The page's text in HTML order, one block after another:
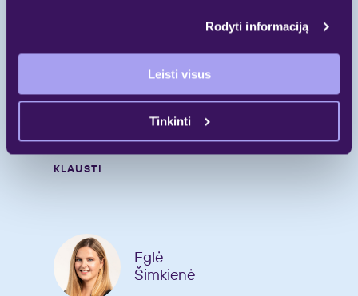
Rodyti informaciją
Leisti visus
Tinkinti
gyvenimui@galio.lt
KLAUSTI
Eglė
Šimkienė